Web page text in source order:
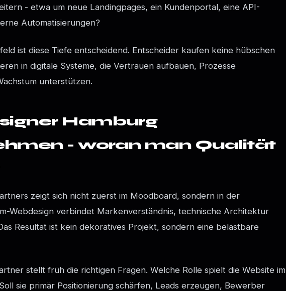
- etwa um neue Landingpages, ein Kundenportal, eine API-
Automatisierungen?
ist diese Tiefe entscheidend. Entscheider kaufen keine hübschen
in digitale Systeme, die Vertrauen aufbauen, Prozesse
unterstützen.
Hamburg
- woran man Qualität
zeigt sich nicht zuerst im Moodboard, sondern in der
Webdesign verbindet Markenverständnis, technische Architektur
Resultat ist kein dekoratives Projekt, sondern eine belastbare
stellt früh die richtigen Fragen. Welche Rolle spielt die Website im
sie primär Positionierung schärfen, Leads erzeugen, Bewerber